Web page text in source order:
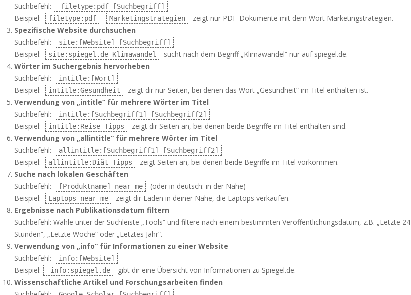
Suchbefehl:
filetype:pdf [Suchbegriff]
Beispiel: filetype:pdf Marketingstrategien
zeigt nur PDF-Dokumente mit dem Wort Marketingstrategien.
Spezifische Website durchsuchen
Suchbefehl:
site:[Website] [Suchbegriff]
Beispiel: site:spiegel.de Klimawandel
sucht nach dem Begriff „Klimawandel“ nur auf spiegel.de.
Wörter im Suchergebnis hervorheben
Suchbefehl:
intitle:[Wort]
Beispiel: intitle:Gesundheit
zeigt dir nur Seiten, bei denen das Wort „Gesundheit“ im Titel enthalten ist.
Verwendung von „intitle“ für mehrere Wörter im Titel
Suchbefehl:
intitle:[Suchbegriff1] [Suchbegriff2]
Beispiel: intitle:Reise Tipps
zeigt dir Seiten an, bei denen beide Begriffe im Titel enthalten sind.
Verwendung von „allintitle“ für mehrere Wörter im Titel
Suchbefehl:
allintitle:[Suchbegriff1] [Suchbegriff2]
Beispiel: allintitle:Diät Tipps
zeigt Seiten an, bei denen beide Begriffe im Titel vorkommen.
Suche nach lokalen Geschäften
Suchbefehl:
[Produktname] near me
(oder in deutsch: in der Nähe)
Beispiel:
Laptops near me
zeigt dir Läden in deiner Nähe, die Laptops verkaufen.
Ergebnisse nach Publikationsdatum filtern
Suchbefehl: Wähle unter der Suchleiste „Tools“ und filtere nach einem bestimmten Veröffentlichungsdatum, z.B. „Letzte 24
Stunden“, „Letzte Woche“ oder „Letztes Jahr“.
Verwendung von „info“ für Informationen zu einer Website
Suchbefehl:
info:[Website]
Beispiel: info:spiegel.de
gibt dir eine Übersicht von Informationen zu Spiegel.de.
Wissenschaftliche Artikel und Forschungsarbeiten finden